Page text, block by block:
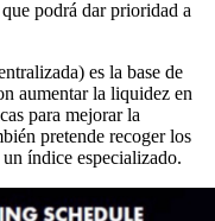
podrá dar prioridad a
es la base de
aumentar la liquidez en
para mejorar la
pretende recoger los
índice especializado.